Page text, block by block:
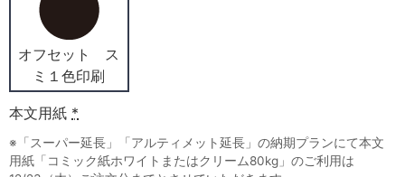
オフセット ス
ミ１色印刷
本文用紙 *
※「スーパー延長」「アルティメット延長」の納期プランにて本文
用紙「コミック紙ホワイトまたはクリーム80kg」のご利用は